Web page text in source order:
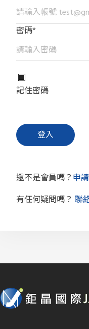
密碼*
記住密碼
還不是會員嗎？申
有任何疑問嗎？ 聯